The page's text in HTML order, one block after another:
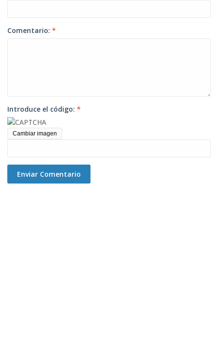
Comentario: *
Introduce el código: *
Cambiar imagen
Enviar Comentario